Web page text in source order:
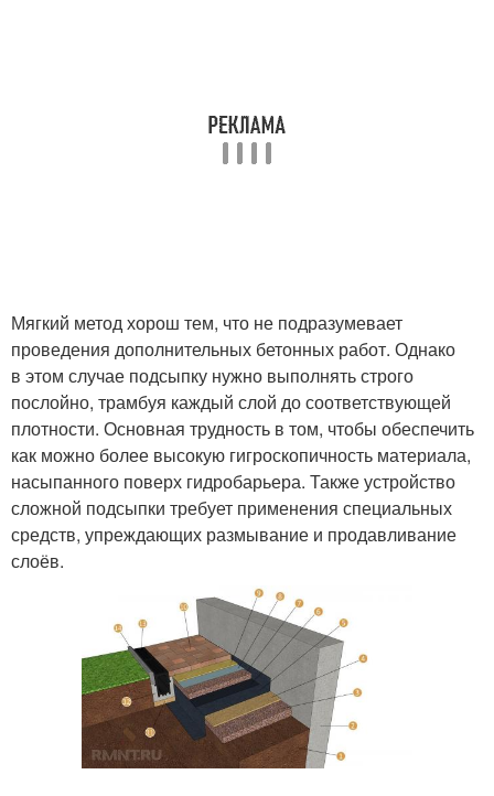
Мягкий метод хорош тем, что не подразумевает
проведения дополнительных бетонных работ. Однако
в этом случае подсыпку нужно выполнять строго
послойно, трамбуя каждый слой до соответствующей
плотности. Основная трудность в том, чтобы обеспечить
как можно более высокую гигроскопичность материала,
насыпанного поверх гидробарьера. Также устройство
сложной подсыпки требует применения специальных
средств, упреждающих размывание и продавливание
слоёв.